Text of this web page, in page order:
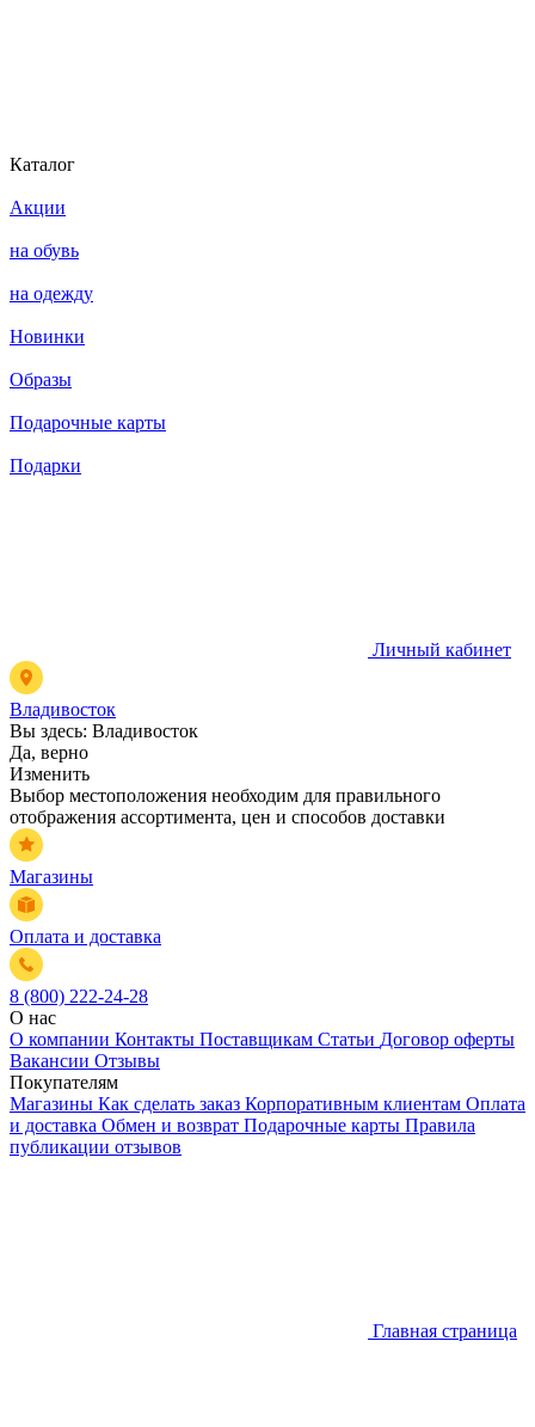
Каталог
Акции
на обувь
на одежду
Новинки
Образы
Подарочные карты
Подарки
Личный кабинет
Владивосток
Вы здесь: Владивосток
Да, верно
Изменить
Выбор местоположения необходим для правильного
отображения ассортимента, цен и способов доставки
Магазины
Оплата и доставка
8 (800) 222-24-28
О нас
О компании Контакты Поставщикам Статьи Договор оферты
Вакансии Отзывы
Покупателям
Магазины Как сделать заказ Корпоративным клиентам Оплата
и доставка Обмен и возврат Подарочные карты Правила
публикации отзывов
Главная страница